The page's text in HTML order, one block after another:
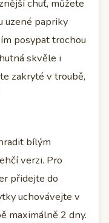
chuť, můžete
uzené papriky
posypat trochou
skvěle i
zakryté v troubě,
bílým
verzi. Pro
přidejte do
uchovávejte v
maximálně 2 dny.